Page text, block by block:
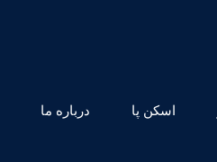
اسکن پا درباره ما